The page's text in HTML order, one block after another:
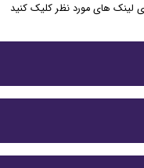
های مورد نظر کلیک کنید